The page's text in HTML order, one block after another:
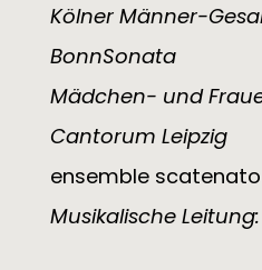
Kölner Männer-
BonnSonata
Mädchen- und
Cantorum Leipzig
ensemble scatenato
Musikalische